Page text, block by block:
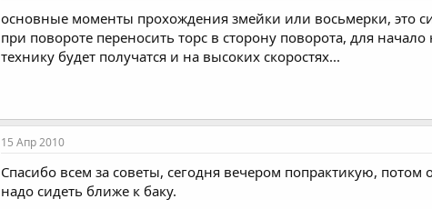
основные моменты прохождения змейки или восьмерки, это
при повороте переносить торс в сторону поворота, для
технику будет получатся и на высоких скоростях...
15 Апр 2010
Спасибо всем за советы, сегодня вечером попрактикую,
надо сидеть ближе к баку.